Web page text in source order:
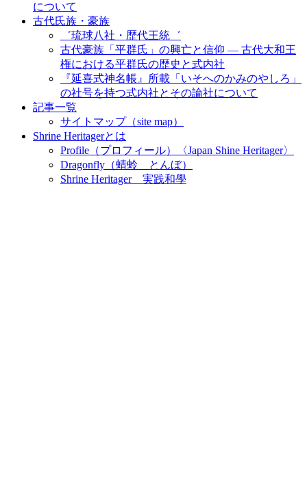
について
古代氏族・豪族
゛琉球八社・歴代王統゛
古代豪族「平群氏」の興亡と信仰 ― 古代大和王
権における平群氏の歴史と式内社
『延喜式神名帳』所載「いそへのかみのやしろ」
の社号を持つ式内社とその論社について
記事一覧
サイトマップ（site map）
Shrine Heritagerとは
Profile（プロフィール）〈Japan Shine Heritager​〉
Dragonfly（蜻蛉 とんぼ）
Shrine Heritager 実践和學